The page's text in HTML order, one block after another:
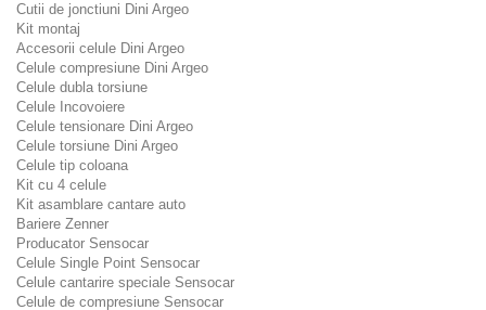
Cutii de jonctiuni Dini Argeo
Kit montaj
Accesorii celule Dini Argeo
Celule compresiune Dini Argeo
Celule dubla torsiune
Celule Incovoiere
Celule tensionare Dini Argeo
Celule torsiune Dini Argeo
Celule tip coloana
Kit cu 4 celule
Kit asamblare cantare auto
Bariere Zenner
Producator Sensocar
Celule Single Point Sensocar
Celule cantarire speciale Sensocar
Celule de compresiune Sensocar